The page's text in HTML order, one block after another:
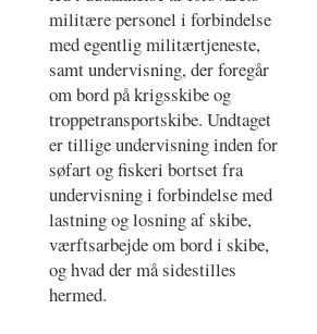
militære personel i forbindelse
med egentlig militærtjeneste,
samt undervisning, der foregår
om bord på krigsskibe og
troppetransportskibe. Undtaget
er tillige undervisning inden for
søfart og fiskeri bortset fra
undervisning i forbindelse med
lastning og losning af skibe,
værftsarbejde om bord i skibe,
og hvad der må sidestilles
hermed.